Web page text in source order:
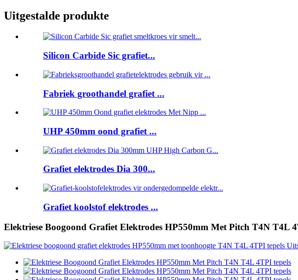
Uitgestalde produkte
Silicon Carbide Sic grafiet...
Fabriek groothandel grafiet ...
UHP 450mm oond grafiet ...
Grafiet elektrodes Dia 300...
Grafiet koolstof elektrodes ...
Elektriese Boogoond Grafiet Elektrodes HP550mm Met Pitch T4N T4L